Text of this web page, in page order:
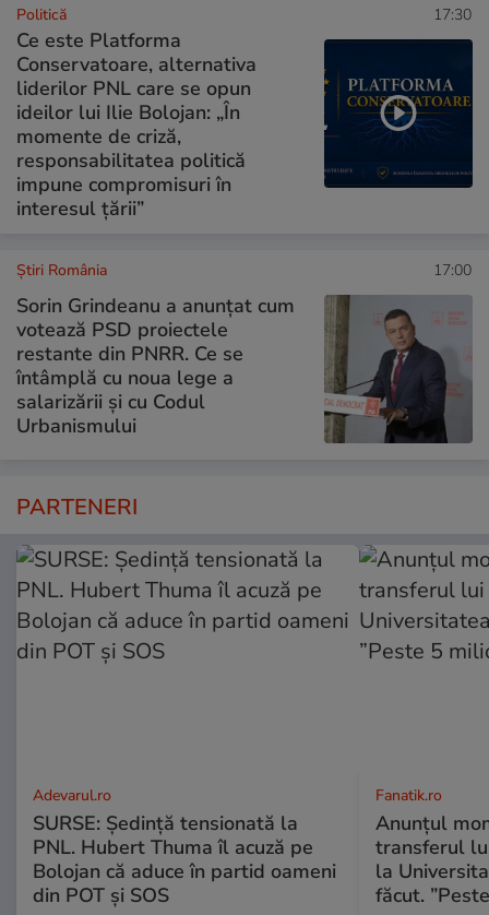
Politică 17:30
Ce este Platforma
Conservatoare, alternativa
liderilor PNL care se opun
ideilor lui Ilie Bolojan: „În
momente de criză,
responsabilitatea politică
impune compromisuri în
interesul țării”
Știri România 17:00
Sorin Grindeanu a anunțat cum
votează PSD proiectele
restante din PNRR. Ce se
întâmplă cu noua lege a
salarizării și cu Codul
Urbanismului
PARTENERI
Adevarul.ro
SURSE: Ședință tensionată la
PNL. Hubert Thuma îl acuză pe
Bolojan că aduce în partid oameni
din POT și SOS
Fanatik.ro
Anunțul
transferul
la
făcut.